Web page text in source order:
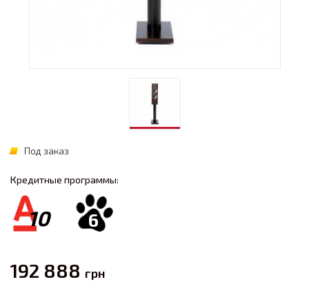
Под заказ
Кредитные программы:
10 6
192 888 грн